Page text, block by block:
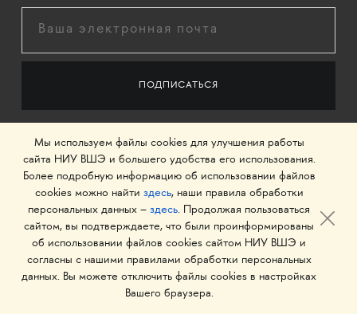
© 1993–2026 Национальный исследовательский
университет «Высшая школа экономики»
Мы используем файлы cookies для улучшения работы
сайта НИУ ВШЭ и большего удобства его использования.
Более подробную информацию об использовании файлов
cookies можно найти здесь, наши правила обработки
персональных данных – здесь. Продолжая пользоваться
сайтом, вы подтверждаете, что были проинформированы
об использовании файлов cookies сайтом НИУ ВШЭ и
согласны с нашими правилами обработки персональных
данных. Вы можете отключить файлы cookies в настройках
Вашего браузера.